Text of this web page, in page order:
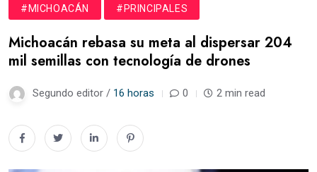
#MICHOACÁN #PRINCIPALES
Michoacán rebasa su meta al dispersar 204
mil semillas con tecnología de drones
Segundo editor / 16 horas 0 2 min read